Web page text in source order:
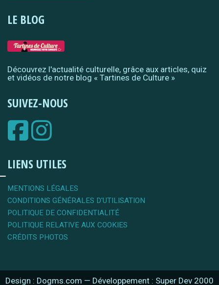
LE BLOG
Découvrez l'actualité culturelle, grâce aux articles, quiz
et vidéos de notre blog « Tartines de Culture »
SUIVEZ-NOUS
LIENS UTILES
MENTIONS LÉGALES
CONDITIONS GÉNÉRALES D'UTILISATION
POLITIQUE DE CONFIDENTIALITÉ
POLITIQUE RELATIVE AUX COOKIES
CRÉDITS PHOTOS
Design : Dogms.com — Développement : Super Dev 2000